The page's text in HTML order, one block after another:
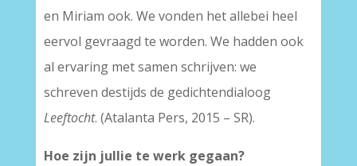
en Miriam ook. We vonden het allebei heel
eervol gevraagd te worden. We hadden ook
al ervaring met samen schrijven: we
schreven destijds de gedichtendialoog
Leeftocht. (Atalanta Pers, 2015 – SR).
Hoe zijn jullie te werk gegaan?